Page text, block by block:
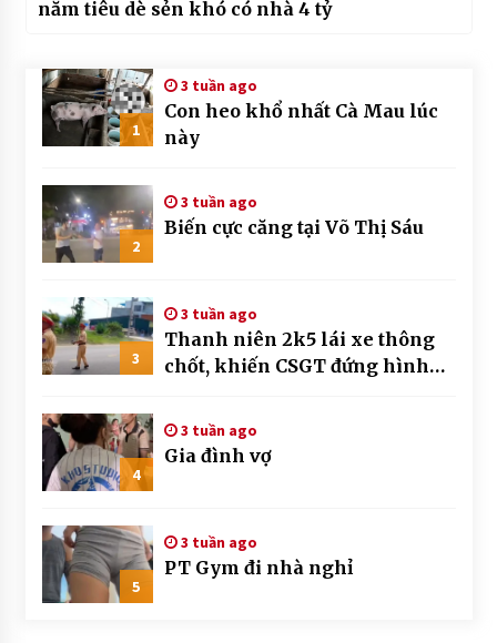
năm tiêu dè sẻn khó có nhà 4 tỷ
1
3 tuần ago
Con heo khổ nhất Cà Mau lúc
này
2
3 tuần ago
Biến cực căng tại Võ Thị Sáu
3
3 tuần ago
Thanh niên 2k5 lái xe thông
chốt, khiến CSGT đứng hình
4
3 tuần ago
Gia đình vợ
5
3 tuần ago
PT Gym đi nhà nghỉ